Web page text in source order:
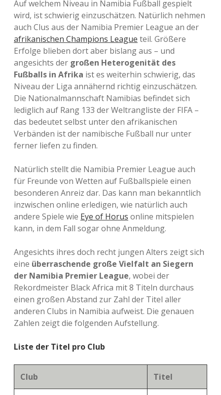
Auf welchem Niveau in Namibia Fußball gespielt
wird, ist schwierig einzuschätzen. Natürlich nehmen
auch Clus aus der Namibia Premier League an der
afrikanischen Champions League teil. Größere
Erfolge blieben dort aber bislang aus – und
angesichts der großen Heterogenität des
Fußballs in Afrika ist es weiterhin schwierig, das
Niveau der Liga annähernd richtig einzuschätzen.
Die Nationalmannschaft Namibias befindet sich
lediglich auf Rang 133 der Weltrangliste der FIFA –
das bedeutet selbst unter den afrikanischen
Verbänden ist der namibische Fußball nur unter
ferner liefen zu finden.
Natürlich stellt die Namibia Premier League auch
für Freunde von Wetten auf Fußballspiele einen
besonderen Anreiz dar. Das kann man bekanntlich
inzwischen online erledigen, wie natürlich auch
andere Spiele wie Eye of Horus online mitspielen
kann, in dem Fall sogar ohne Anmeldung.
Angesichts ihres doch recht jungen Alters zeigt sich
eine überraschende große Vielfalt an Siegern
der Namibia Premier League, wobei der
Rekordmeister Black Africa mit 8 Titeln durchaus
einen großen Abstand zur Zahl der Titel aller
anderen Clubs in Namibia aufweist. Die genauen
Zahlen zeigt die folgenden Aufstellung.
Liste der Titel pro Club
Club Titel